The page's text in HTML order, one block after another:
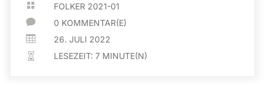
 FOLKER 2021-01
 0 KOMMENTAR(E)
 26. JULI 2022
 LESEZEIT:7 MINUTE(N)